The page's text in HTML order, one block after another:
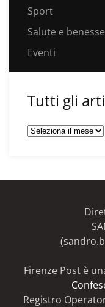
Sport
Salute e
Eventi
Tutti gli
Tutti
Firenze Post è
Registro